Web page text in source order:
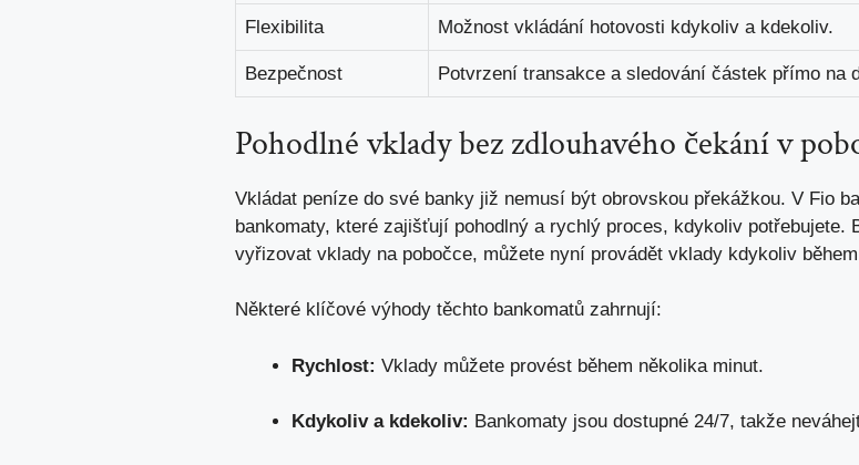
Flexibilita Možnost vkládání hotovosti kdykoliv a kdekoliv.
Bezpečnost Potvrzení transakce a sledování částek přímo na
Pohodlné vklady bez zdlouhavého čekání v
Vkládat peníze do své banky již nemusí být obrovskou překážkou. V Fio
bankomaty, které zajišťují pohodlný a rychlý proces, kdykoliv potřebujete.
vyřizovat vklady na pobočce, můžete nyní provádět vklady kdykoliv
Některé klíčové výhody těchto bankomatů zahrnují:
Rychlost: Vklady můžete provést během několika minut.
Kdykoliv a kdekoliv: Bankomaty jsou dostupné 24/7, takže